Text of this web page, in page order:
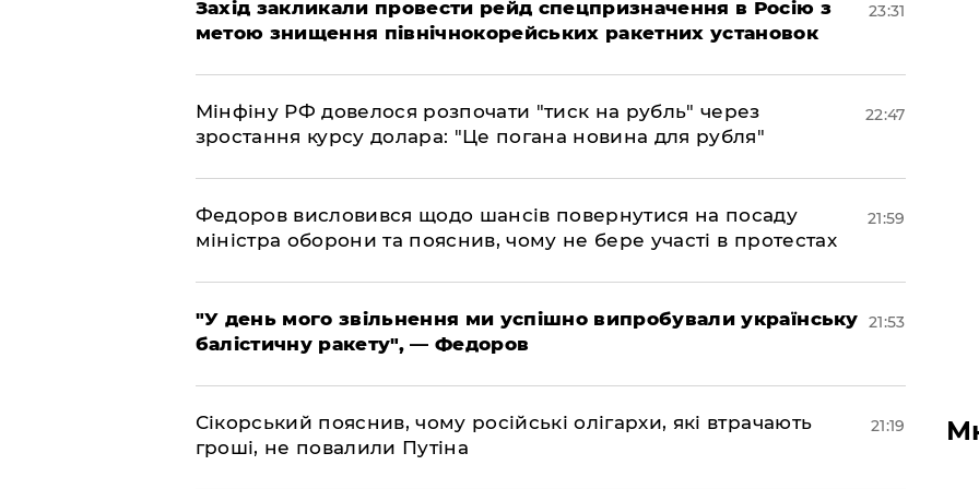
​Захід закликали провести рейд спецпризначення в Росію з
метою знищення північнокорейських ракетних установок
23:31
​Мінфіну РФ довелося розпочати "тиск на рубль" через
зростання курсу долара: "Це погана новина для рубля"
22:47
​Федоров висловився щодо шансів повернутися на посаду
міністра оборони та пояснив, чому не бере участі в протестах
21:59
​"У день мого звільнення ми успішно випробували українську
балістичну ракету", — Федоров
21:53
​Сікорський пояснив, чому російські олігархи, які втрачають
гроші, не повалили Путіна
21:19